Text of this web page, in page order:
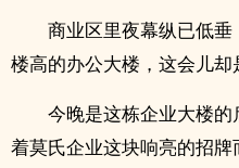
商业区里夜幕纵已低
楼高的办公大楼，这会儿却
今晚是这栋企业大楼
着莫氏企业这块响亮的招牌